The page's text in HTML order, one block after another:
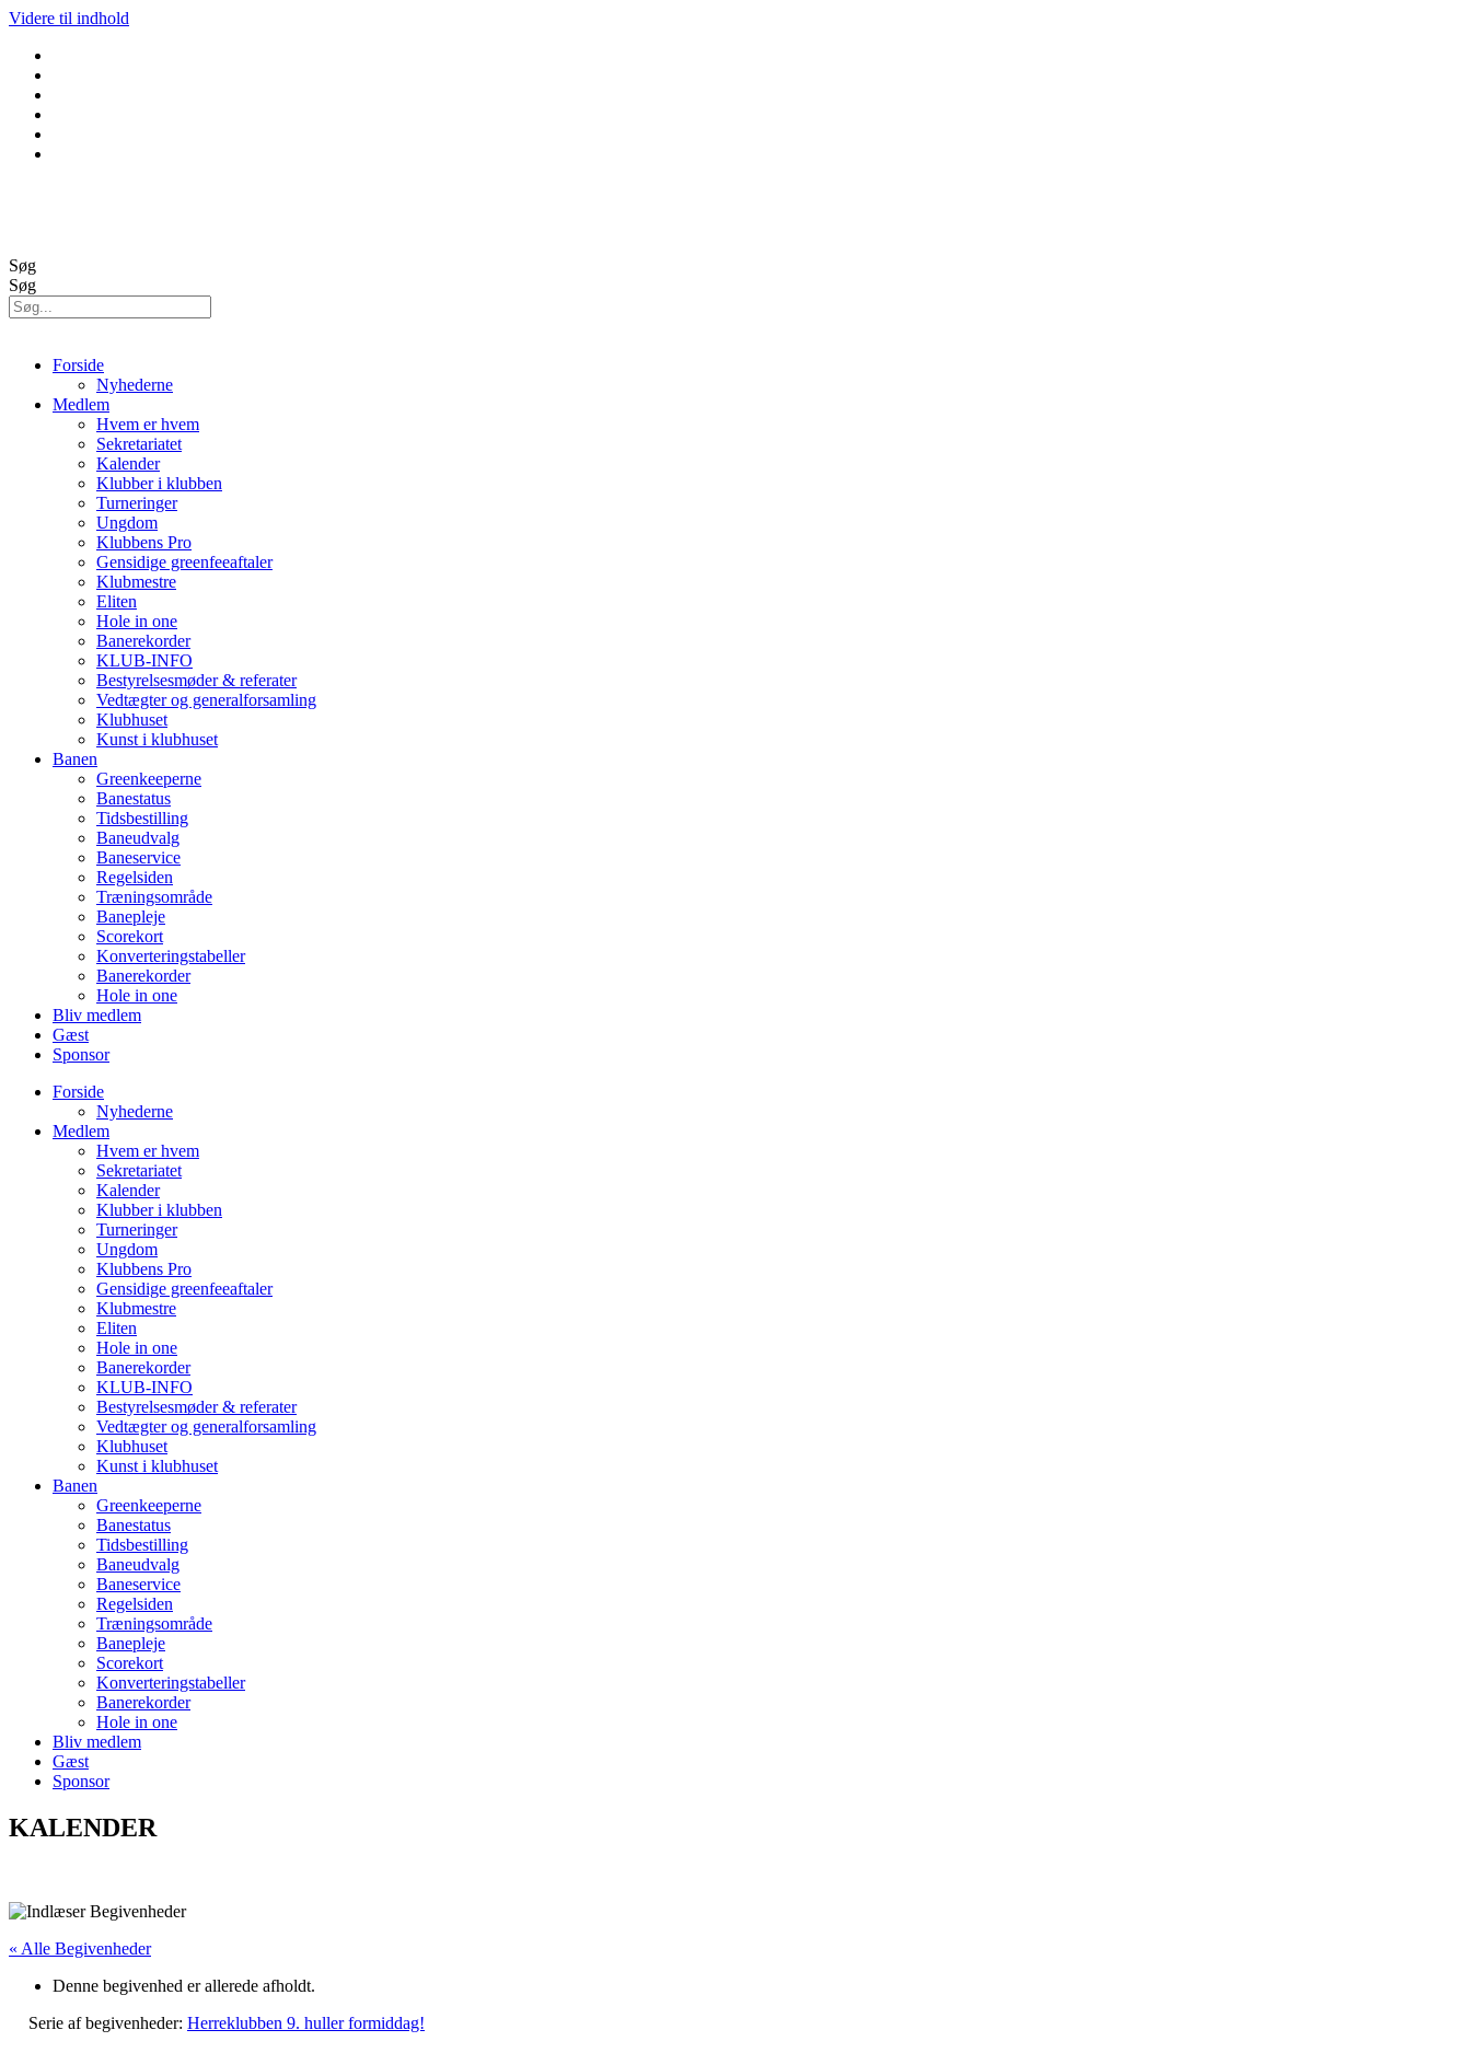
Videre til indhold
Søg
Søg
Forside
Nyhederne
Medlem
Hvem er hvem
Sekretariatet
Kalender
Klubber i klubben
Turneringer
Ungdom
Klubbens Pro
Gensidige greenfeeaftaler
Klubmestre
Eliten
Hole in one
Banerekorder
KLUB-INFO
Bestyrelsesmøder & referater
Vedtægter og generalforsamling
Klubhuset
Kunst i klubhuset
Banen
Greenkeeperne
Banestatus
Tidsbestilling
Baneudvalg
Baneservice
Regelsiden
Træningsområde
Banepleje
Scorekort
Konverteringstabeller
Banerekorder
Hole in one
Bliv medlem
Gæst
Sponsor
Forside
Nyhederne
Medlem
Hvem er hvem
Sekretariatet
Kalender
Klubber i klubben
Turneringer
Ungdom
Klubbens Pro
Gensidige greenfeeaftaler
Klubmestre
Eliten
Hole in one
Banerekorder
KLUB-INFO
Bestyrelsesmøder & referater
Vedtægter og generalforsamling
Klubhuset
Kunst i klubhuset
Banen
Greenkeeperne
Banestatus
Tidsbestilling
Baneudvalg
Baneservice
Regelsiden
Træningsområde
Banepleje
Scorekort
Konverteringstabeller
Banerekorder
Hole in one
Bliv medlem
Gæst
Sponsor
KALENDER
« Alle Begivenheder
Denne begivenhed er allerede afholdt.
Serie af begivenheder: Herreklubben 9. huller formiddag!